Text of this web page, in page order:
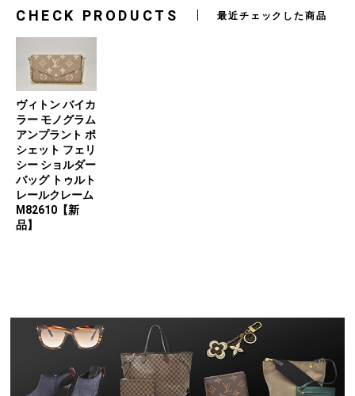
CHECK PRODUCTS 最近チェックした商品
ヴィトン バイカ
ラー モノグラム
アンプラント ポ
シェット フェリ
シー ショルダー
バッグ トゥルト
レールクレーム
M82610【新
品】